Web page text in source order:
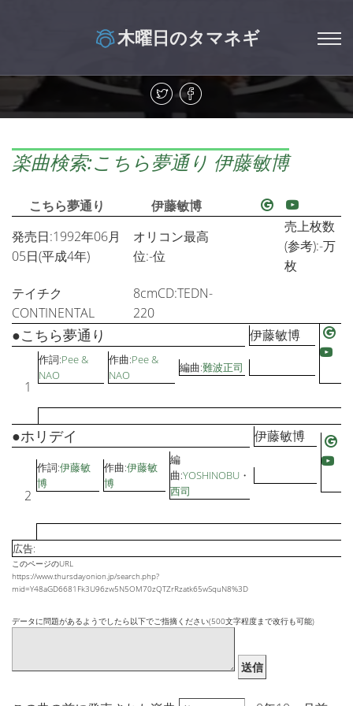
木曜日のタマネギ
楽曲検索:こちら夢通り 伊藤敏博
こちら夢通り
伊藤敏博
発売日:1992年06月
05日(平成4年)
オリコン最高
位:-位
売上枚数
(参考):-万
枚
テイチク
CONTINENTAL
8cmCD:TEDN-
220
1
●こちら夢通り 伊藤敏博
作詞:Pee &
NAO
作曲:Pee &
NAO
編曲:難波正司
2
●ホリデイ 伊藤敏博
作詞:伊藤敏
博
作曲:伊藤敏
博
編
曲:YOSHINOBU ・
西司
広告:
このページのURL
https://www.thursdayonion.jp/search.php?
mid=Y48aGD6681Fk3U96zw5N5OM70zQTZrRzatk65wSquN8%3D
データに問題があるようでしたら以下でご指摘ください(500文字程度まで改行も可能)
送信